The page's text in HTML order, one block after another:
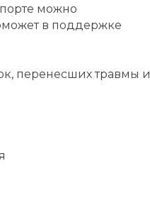
можно
в поддержке
перенесших травмы и